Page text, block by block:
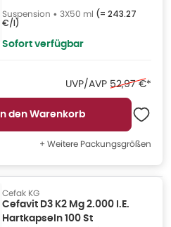
Suspension • 3X50 ml (= 243.27
€/l)
Sofort verfügbar
UVP/AVP Ehemaliger
52,97 €*
In den Warenkorb
+ Weitere Packungsgrößen
Cefak KG
Cefavit D3 K2 Mg 2.000 I.E.
Hartkapseln 100 St